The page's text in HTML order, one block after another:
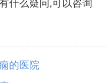
什么疑问,可以咨询
的医院